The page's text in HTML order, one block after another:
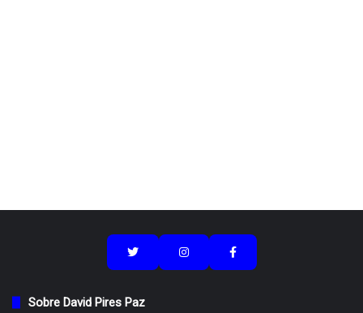
Sobre David Pires Paz